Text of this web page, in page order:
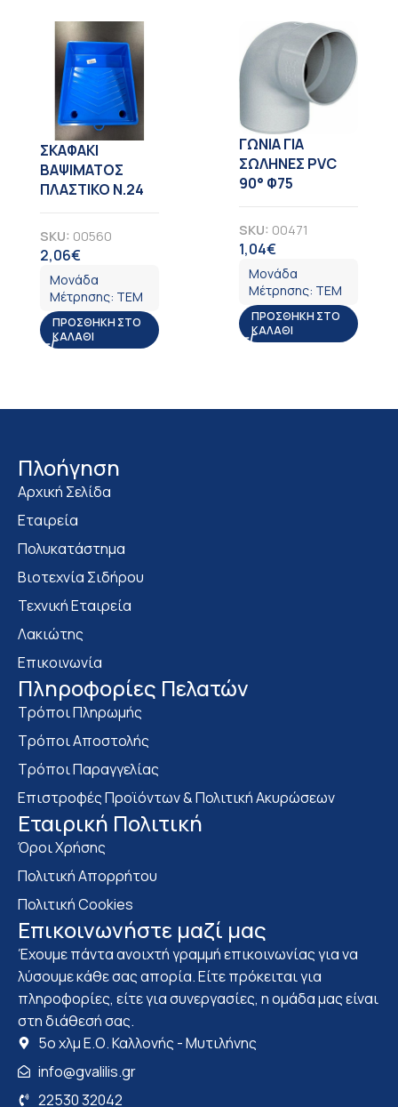
ΣΚΑΦΑΚΙ
ΒΑΨΙΜΑΤΟΣ
ΠΛΑΣΤΙΚΟ Ν.24
SKU: 00560
2,06€
Μονάδα
Μέτρησης: ΤΕΜ
ΠΡΟΣΘΉΚΗ ΣΤΟ
ΚΑΛΆΘΙ
ΓΩΝΙΑ ΓΙΑ
ΣΩΛΗΝΕΣ PVC
90° Φ75
SKU: 00471
1,04€
Μονάδα
Μέτρησης: ΤΕΜ
ΠΡΟΣΘΉΚΗ ΣΤΟ
ΚΑΛΆΘΙ
Πλοήγηση
Αρχική Σελίδα
Εταιρεία
Πολυκατάστημα
Bιοτεχνία Σιδήρου
Τεχνική Εταιρεία
Λακιώτης
Επικοινωνία
Πληροφορίες Πελατών
Τρόποι Πληρωμής
Τρόποι Αποστολής
Τρόποι Παραγγελίας
Επιστροφές Προϊόντων & Πολιτική Ακυρώσεων
Eταιρική Πολιτική
Όροι Χρήσης
Πολιτική Απορρήτου
Πολιτική Cookies
Επικοινωνήστε μαζί μας
Έχουμε πάντα ανοιχτή γραμμή επικοινωνίας για να
λύσουμε κάθε σας απορία. Είτε πρόκειται για
πληροφορίες, είτε για συνεργασίες, η ομάδα μας είναι
στη διάθεσή σας.
5ο χλμ Ε.Ο. Καλλονής - Μυτιλήνης
info@gvalilis.gr
22530 32042